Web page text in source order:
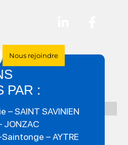
Nous rejoindre
PAR :
– SAINT SAVINIEN
JONZAC
– AYTRE